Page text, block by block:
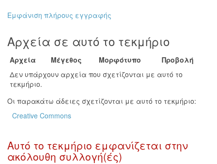
Εμφάνιση πλήρους εγγραφής
Αρχεία σε αυτό το τεκμήριο
Αρχεία Μέγεθος Μορφότυπο
Προβολή
Δεν υπάρχουν αρχεία που σχετίζονται με αυτό το
τεκμήριο.
Οι παρακάτω άδειες σχετίζονται με αυτό το τεκμήριο:
Creative Commons
Αυτό το τεκμήριο εμφανίζεται στην
ακόλουθη συλλογή(ές)